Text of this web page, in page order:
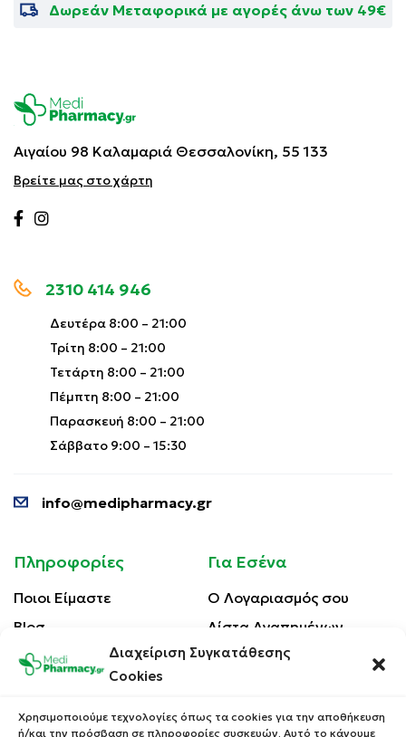
Διαχείριση Συγκατάθεσης
Cookies
Χρησιμοποιούμε τεχνολογίες όπως τα cookies για την αποθήκευση
ή/και την πρόσβαση σε πληροφορίες συσκευών. Αυτό το κάνουμε
Δωρεάν Μεταφορικά με αγορές άνω των 49€
Αιγαίου 98 Καλαμαριά Θεσσαλονίκη, 55 133
Βρείτε μας στο χάρτη
2310 414 946
Δευτέρα 8:00 – 21:00
Τρίτη 8:00 – 21:00
Τετάρτη 8:00 – 21:00
Πέμπτη 8:00 – 21:00
Παρασκευή 8:00 – 21:00
Σάββατο 9:00 – 15:30
info@medipharmacy.gr
Πληροφορίες
Ποιοι Είμαστε
Blog
Επικοινωνία
Για Εσένα
Ο Λογαριασμός σου
Λίστα Αγαπημένων
Οι Παραγγελίες σου
Κέρδισε Κουπόνι
Έκπτωσης